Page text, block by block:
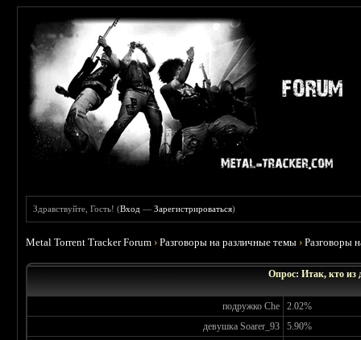
Здравствуйте, Гость! (Вход —Зарегистрироваться)
Metal Torrent Tracker Forum ›Разговоры на различные темы ›Разговоры
Опрос: Итак, кто из
подружко Che
2.02%
девушка Soarer_93
5.90%